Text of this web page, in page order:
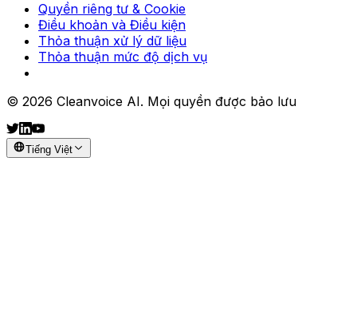
Quyền riêng tư & Cookie
Điều khoản và Điều kiện
Thỏa thuận xử lý dữ liệu
Thỏa thuận mức độ dịch vụ
© 2026 Cleanvoice AI. Mọi quyền được bảo lưu
Tiếng Việt